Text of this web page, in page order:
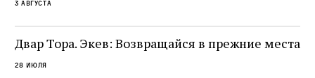
3 августа
Двар Тора. Экев: Возвращайся в прежние места
28 июля